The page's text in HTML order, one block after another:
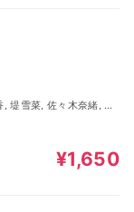
¥1,650